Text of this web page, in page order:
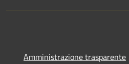
Amministrazione trasparente